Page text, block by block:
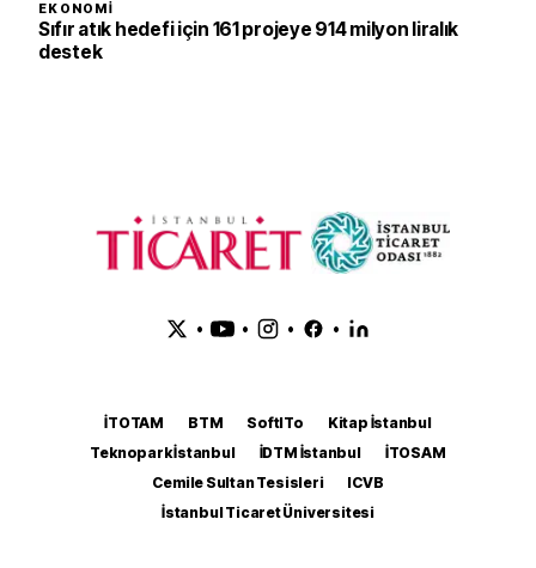
EKONOMI
Sıfır atık hedefi için 161 projeye 914 milyon liralık
destek
• • • •
İTOTAM BTM SoftITo
Kitap İstanbul
Teknopark İstanbul
İDTM İstanbul
İTOSAM
Cemile Sultan Tesisleri
ICVB
İstanbul Ticaret Üniversitesi